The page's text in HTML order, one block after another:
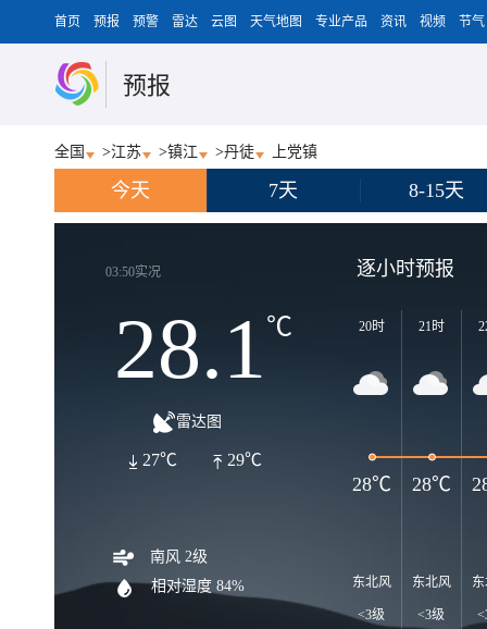
首页 预报 预警 雷达 云图 天气地图 专业产品 资讯 视频 节气
预报
全国 >江苏 >镇江 >丹徒 上党镇
今天 7天 8-15天
03:50实况
28.1℃
雷达图
29℃
27℃
南风 2级
相对湿度 84%
逐小时预报
20时
东北风
<3级
21时
东北风
<3级
28℃ 28℃